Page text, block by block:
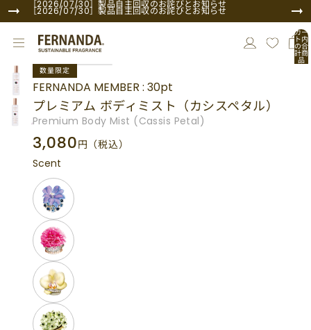
［2026/07/30］製品自主回収のお詫びとお知らせ
［2026/07/30］製品自主回収のお詫びとお知らせ
カー
ト内
の合
計商
品
数:
商品情報にスキップ
プレミアム ボディミスト（カシスペタル）
Premium Body Mist (Cassis Petal)
数量限定
3,080円 （税込）
FERNANDA MEMBER : 30pt
Scent